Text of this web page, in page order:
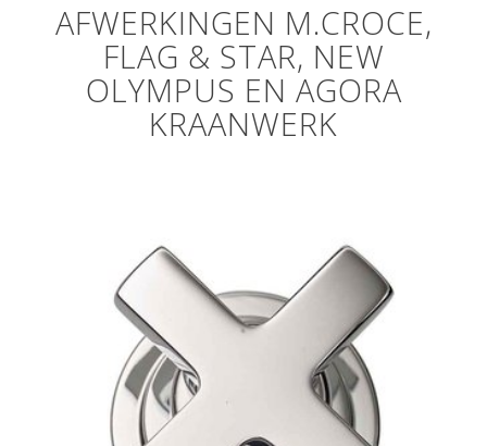
AFWERKINGEN M.CROCE,
FLAG & STAR, NEW
OLYMPUS EN AGORA
KRAANWERK